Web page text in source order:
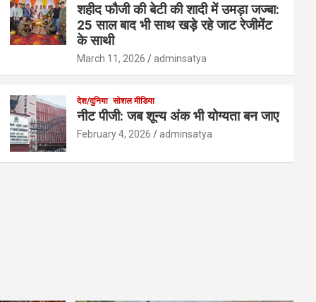
शहीद फौजी की बेटी की शादी में उमड़ा जज्बा:
25 साल बाद भी साथ खड़े रहे जाट रेजीमेंट
के साथी
March 11, 2026 adminsatya
देश/दुनिया सोशल मीडिया
नीट पीजी: जब शून्य अंक भी योग्यता बन जाए
February 4, 2026 adminsatya